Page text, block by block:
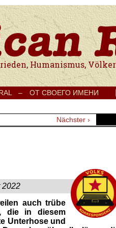
Völkerverständigung und
– ОТ СВОЕГО ИМЕНИ
Nächster ›
2022
auch trübe
diein diesem
Unterhose und